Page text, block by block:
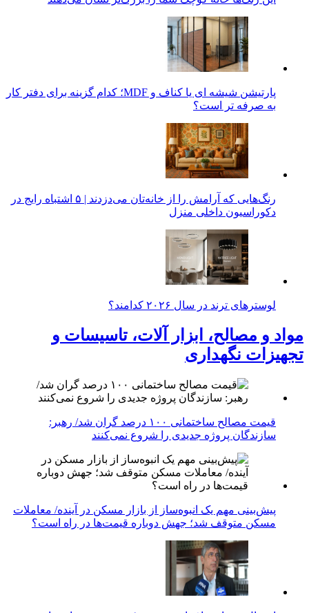
پارتیشن شیشه ای یا کناف و MDF؛ کدام گزینه برای دفتر کار
به صرفه تر است؟
رنگ‌هایی که آرامش را از خانه‌تان می‌دزدند | ۵ اشتباه رایج در
دکوراسیون داخلی منزل
لوسترهای ترند در سال ۲۰۲۶ کدامند؟
مواد و مصالح، ابزار آلات، تاسیسات و
تجهیزات نگهداری
قیمت مصالح ساختمانی ۱۰۰ درصد گران شد/ رهبر:
سازندگان پروژه جدیدی را شروع نمی‌کنند
پیش‌بینی مهم یک انبوه‌ساز از بازار مسکن در آینده/ معاملات
مسکن متوقف شد؛ جهش دوباره قیمت‌ها در راه است؟